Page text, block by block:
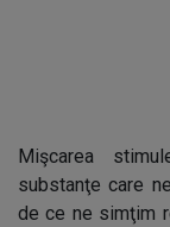
Mişcarea
substanţe care
de ce ne simţim